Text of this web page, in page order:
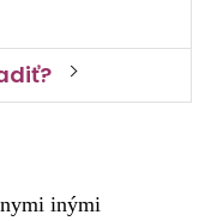
inými